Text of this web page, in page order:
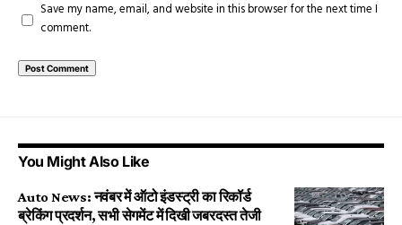
Save my name, email, and website in this browser for the next time I
comment.
You Might Also Like
Auto News: नवंबर में ऑटो इंडस्ट्री का रिकॉर्ड
ब्रेकिंग प्रदर्शन, सभी सेगमेंट में दिखी जबरदस्त तेजी